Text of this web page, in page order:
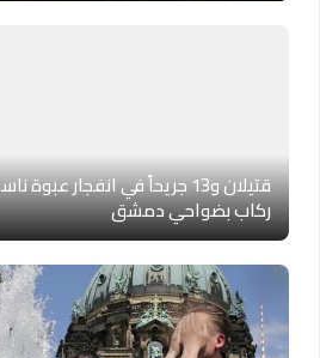
قتيلان و13 جريحاً في انفجار
ركاب بضواحي دمشق